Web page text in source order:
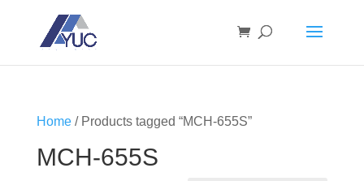
Home/ Products tagged “MCH-655S”
MCH-655S